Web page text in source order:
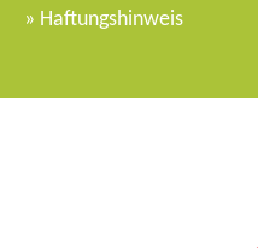
Haftungshinweis